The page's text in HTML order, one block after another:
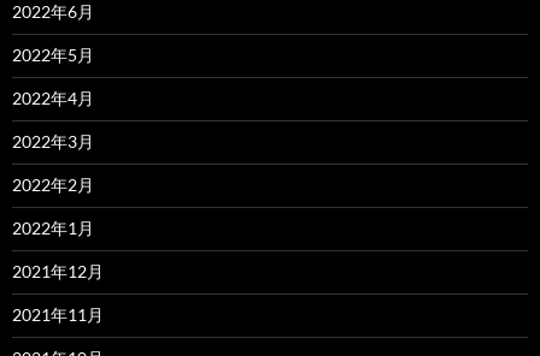
2022年6月
2022年5月
2022年4月
2022年3月
2022年2月
2022年1月
2021年12月
2021年11月